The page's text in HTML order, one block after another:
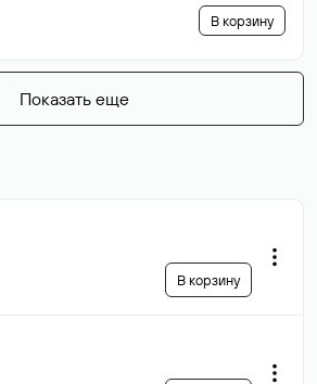
В корзину
Показать еще
В корзину